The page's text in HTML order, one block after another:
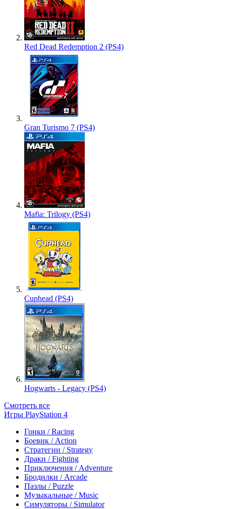
Red Dead Redemption 2 (PS4)
Gran Turismo 7 (PS4)
Mafia: Trilogy (PS4)
Cuphead (PS4)
Hogwarts - Legacy (PS4)
Смотреть все
Игры PlayStation 4
Гонки / Racing
Боевик / Action
Стратегии / Strategy
Драки / Fighting
Приключения / Adventure
Бродилки / Arcade
Пазлы / Puzzle
Музыкальные / Music
Симуляторы / Simulator